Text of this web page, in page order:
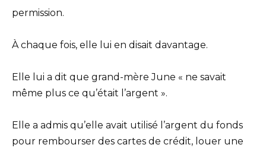
permission.
À chaque fois, elle lui en disait davantage.
Elle lui a dit que grand-mère June « ne savait
même plus ce qu’était l’argent ».
Elle a admis qu’elle avait utilisé l’argent du fonds
pour rembourser des cartes de crédit, louer une